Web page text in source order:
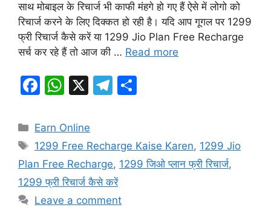
साथ मोबाइल के रिचार्ज भी काफी मंहगे हो गए हैं ऐसे में लोगो को
रिचार्ज करने के लिए दिक्कत हो रही है। यदि आप गूगल पर 1299
फ्री रिचार्ज कैसे करें या 1299 Jio Plan Free Recharge
सर्च कर रहे हैं तो आज की … Read more
F
c
e
b
o
o
W
at
s
A
p
p
X
T
gr
a
m
e
Categories
Earn Online
Tags
1299 Free Recharge Kaise Karen, 1299 Jio
Plan Free Recharge, 1299 जिओ प्लान फ्री रिचार्ज,
1299 फ्री रिचार्ज कैसे करें
Leave a comment